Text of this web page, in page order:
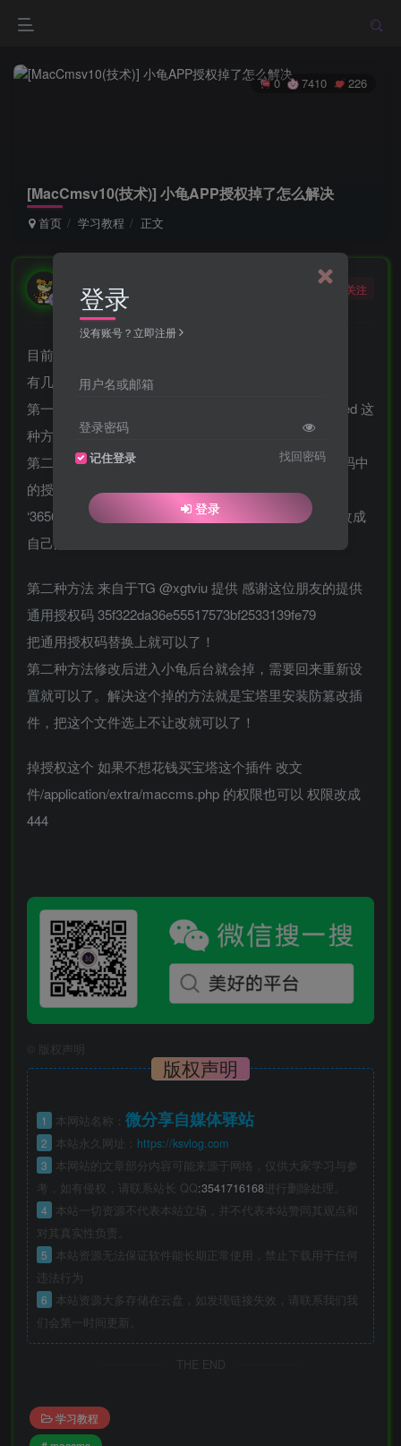
[MacCmsv10(技术)] 小龟APP授权掉了怎么解决
首页 学习教程 正文
0 7410 226
酒醒只在花前坐，酒醉还来花下眠。
关注
目前小龟授权掉了没有特别好得解决办法！
有几个同行商量得方案分为几种
第一种 小龟跟目录创建install.lock文件 文件内容installed 这
种方法目前没实验过！
第二种 /application/extra/maccms.php 修改775行的代码中
的授权码 ‘success’ =>
‘36562da355555553bf25111111111‘, 把MD5红色加密改成
自己的授权就可以了
第二种方法 来自于TG @xgtviu 提供 感谢这位朋友的提供
通用授权码 35f322da36e55517573bf2533139fe79
把通用授权码替换上就可以了！
第二种方法修改后进入小龟后台就会掉，需要回来重新设
置就可以了。解决这个掉的方法就是宝塔里安装防篡改插
件，把这个文件选上不让改就可以了！
掉授权这个 如果不想花钱买宝塔这个插件 改文
件/application/extra/maccms.php 的权限也可以 权限改成
444
版权声明
版权声明
1 本网站名称： 微分享自媒体驿站
2 本站永久网址： https://ksvlog.com
3
本网站的文章部分内容可能来源于网络，仅供大家学习与参
考，如有侵权，请联系站长 QQ:3541716168进行删除处理。
4
本站一切资源不代表本站立场，并不代表本站赞同其观点和
对其真实性负责。
5
本站资源无法保证软件能长期正常使用，禁止下载用于任何
违法行为
6
本站资源大多存储在云盘，如发现链接失效，请联系我们我
们会第一时间更新。
THE END
学习教程
登录
没有账号？立即注册
用户名或邮箱
登录密码
记住登录 找回密码
登录